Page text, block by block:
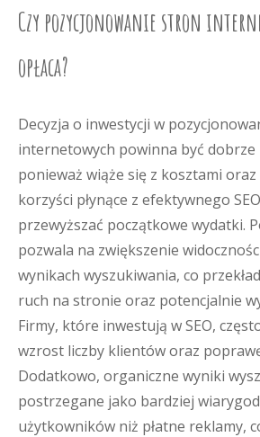
Czy pozycjonowanie stron
opłaca?
Decyzja o inwestycji w
internetowych powinna być dobrze
ponieważ wiąże się z kosztami oraz
korzyści płynące z efektywnego
przewyższać początkowe wydatki.
pozwala na zwiększenie
wynikach wyszukiwania, co
ruch na stronie oraz potencjalnie
Firmy, które inwestują w SEO,
wzrost liczby klientów oraz
Dodatkowo, organiczne wyniki
postrzegane jako bardziej
użytkowników niż płatne reklamy,